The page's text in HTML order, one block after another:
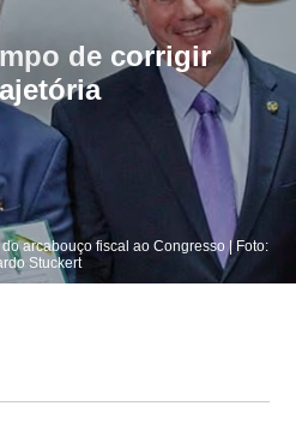
de corrigir
arcabouço fiscal ao Congresso | Foto:
Stuckert